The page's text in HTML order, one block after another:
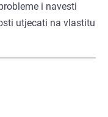
i navesti
utjecati na vlastitu